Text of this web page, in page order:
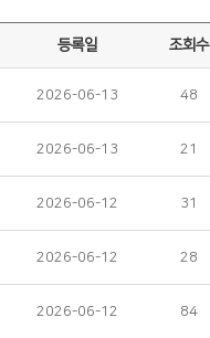
등록일 조회수
2026-06-13 48
2026-06-13 21
2026-06-12 31
2026-06-12 28
2026-06-12 84